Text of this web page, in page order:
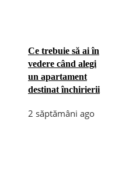
Ce trebuie să ai în
vedere când alegi
un apartament
destinat închirierii
2 săptămâni ago